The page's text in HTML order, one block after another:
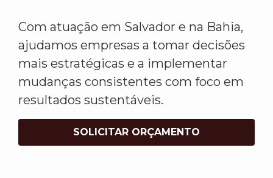
Com atuação em Salvador e na Bahia,
ajudamos empresas a tomar decisões
mais estratégicas e a implementar
mudanças consistentes com foco em
resultados sustentáveis.
SOLICITAR ORÇAMENTO